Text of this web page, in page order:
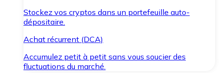
Stockez vos cryptos dans un portefeuille auto-
dépositaire.
Achat récurrent (DCA)
Accumulez petit à petit sans vous soucier des
fluctuations du marché.